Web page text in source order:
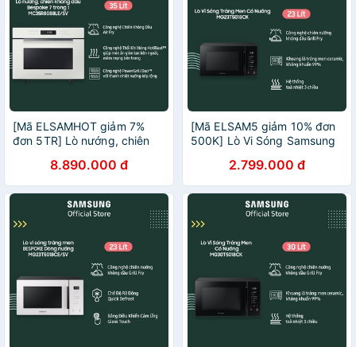
[Mã ELSAMHOT giảm 7%
đơn 5TR] Lò nướng, chiên
1 (MC35R8088LE/SV)
8.890.000 đ
[Mã ELSAM5 giảm 10% đơn
500K] Lò Vi Sóng Samsung
- Đen (MG23T5018CK)
2.799.000 đ